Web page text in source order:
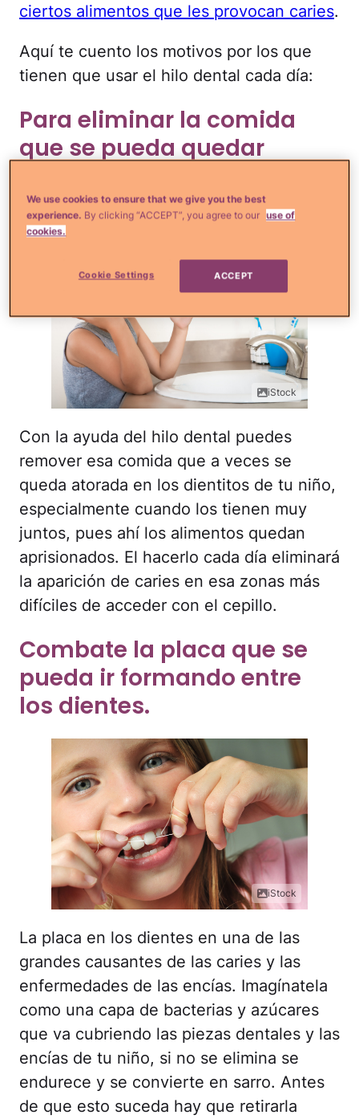
ciertos alimentos que les provocan caries.
Aquí te cuento los motivos por los que
tienen que usar el hilo dental cada día:
Para eliminar la comida
que se pueda quedar
dientitos.
iStock
Con la ayuda del hilo dental puedes
remover esa comida que a veces se
queda atorada en los dientitos de tu niño,
especialmente cuando los tienen muy
juntos, pues ahí los alimentos quedan
aprisionados. El hacerlo cada día eliminará
la aparición de caries en esa zonas más
difíciles de acceder con el cepillo.
Combate la placa que se
pueda ir formando entre
los dientes.
iStock
La placa en los dientes en una de las
grandes causantes de las caries y las
enfermedades de las encías. Imagínatela
como una capa de bacterias y azúcares
que va cubriendo las piezas dentales y las
encías de tu niño, si no se elimina se
endurece y se convierte en sarro. Antes
de que esto suceda hay que retirarla
We use cookies to ensure that we give you the best
experience. By clicking “ACCEPT”, you agree to our use of
cookies.
Cookie Settings ACCEPT